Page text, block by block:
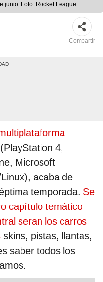
junio. Foto: Rocket League
Compartir
(PlayStation 4,
Microsoft
acaba de
temporada. Se
capítulo temático
seran los carros
skins, pistas, llantas,
saber todos los